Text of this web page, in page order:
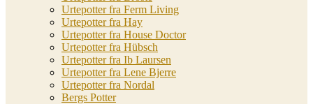
Urtepotter fra Ferm Living
Urtepotter fra Hay
Urtepotter fra House Doctor
Urtepotter fra Hübsch
Urtepotter fra Ib Laursen
Urtepotter fra Lene Bjerre
Urtepotter fra Nordal
Bergs Potter